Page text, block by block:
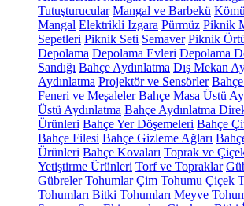
Tutuşturucular Mangal ve Barbekü
Mangal Elektrikli Izgara Pürmüz Piknik
Sepetleri Piknik Seti Semaver Piknik
Depolama Depolama Evleri Depolama
Sandığı Bahçe Aydınlatma Dış Mekan
Aydınlatma Projektör ve Sensörler
Feneri ve Meşaleler Bahçe Masa Üstü
Üstü Aydınlatma Bahçe Aydınlatma
Ürünleri Bahçe Yer Döşemeleri Bahçe
Bahçe Filesi Bahçe Gizleme Ağları
Ürünleri Bahçe Kovaları Toprak ve
Yetiştirme Ürünleri Torf ve Topraklar
Gübreler Tohumlar Çim Tohumu Çiçek
Tohumları Bitki Tohumları Meyve